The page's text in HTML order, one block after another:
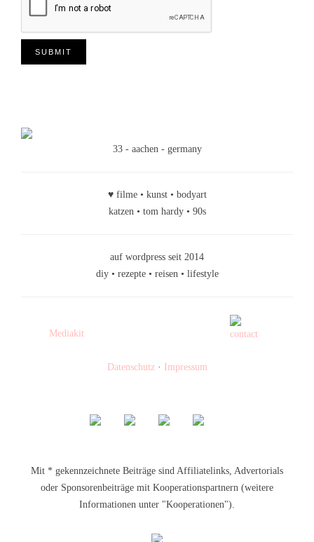
33 - aachen - germany
♥ filme • kunst • bodyart
katzen • tom hardy • 90s
auf wordpress seit 2014
diy • rezepte • reisen • lifestyle
Mediakit
Datenschutz· Impressum
Mit * gekennzeichnete Beiträge sind Affiliatelinks, Advertorials
oder Sponsorenbeiträge mit Kooperationspartnern (weitere
Informationen unter "Kooperationen").